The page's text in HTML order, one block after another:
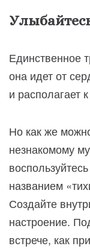
Единственное
она идет от
и располагает
Но как же
незнакомому
названием
Создайте
настроение.
встрече, как